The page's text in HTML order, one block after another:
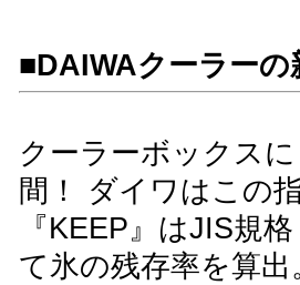
■DAIWAクーラー
クーラーボックス
間！ ダイワはこの
『KEEP』はJIS規
て氷の残存率を算